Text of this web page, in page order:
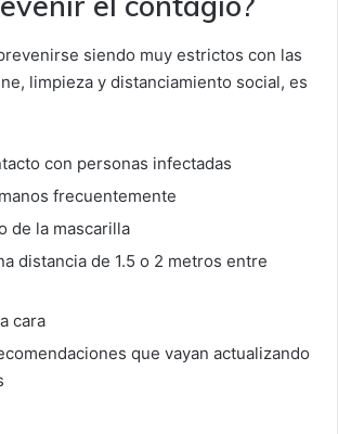
siendo muy estrictos con las
limpieza y distanciamiento social, es
con personas infectadas
frecuentemente
de la mascarilla
distancia de 1.5 o 2 metros entre
cara
que vayan actualizando